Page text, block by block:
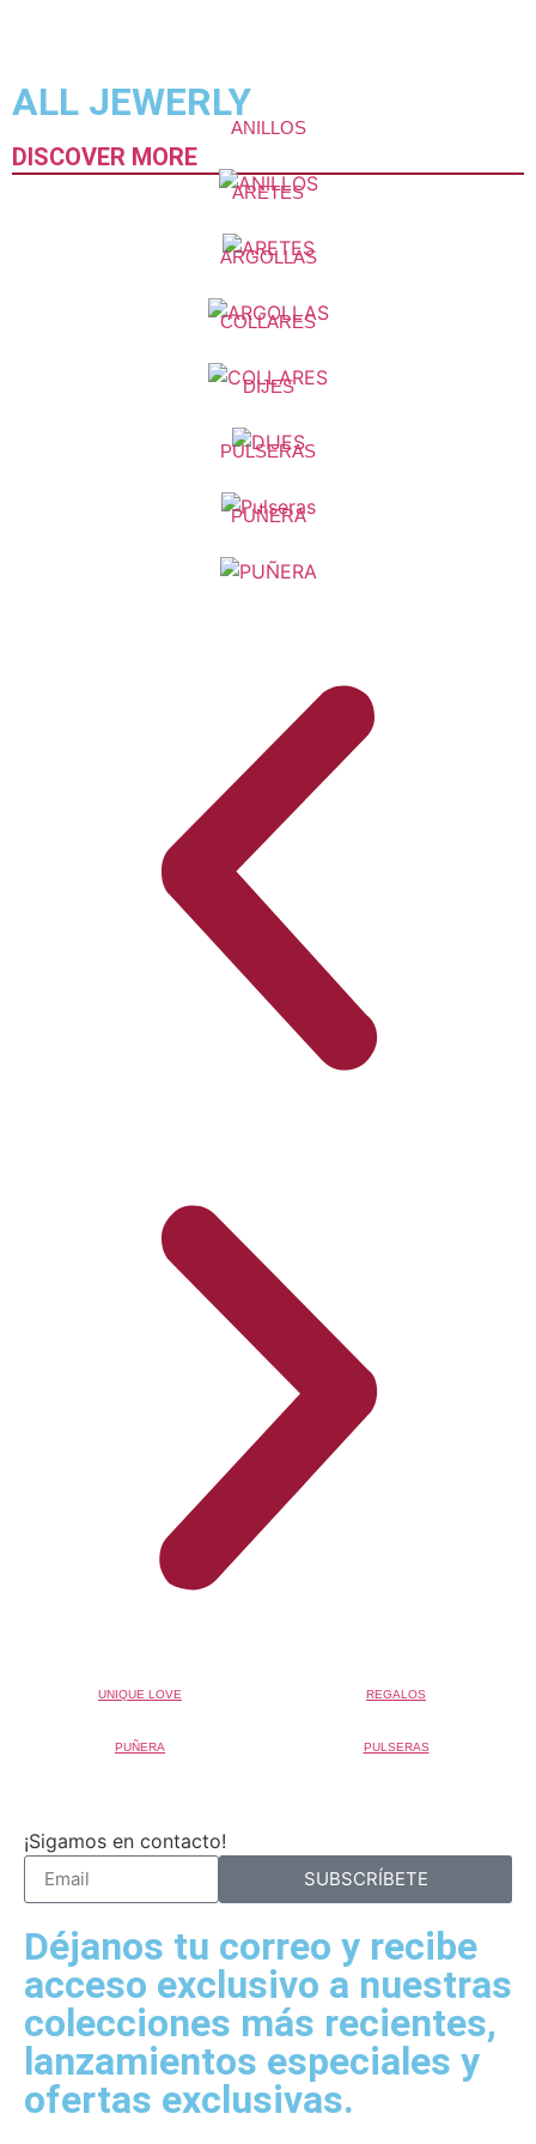
ALL JEWERLY
DISCOVER MORE
ANILLOS
ARETES
ARGOLLAS
COLLARES
DIJES
PULSERAS
PUÑERA
UNIQUE LOVE REGALOS
PUÑERA PULSERAS
¡Sigamos en contacto!
SUBSCRÍBETE
Déjanos tu correo y recibe
acceso exclusivo a nuestras
colecciones más recientes,
lanzamientos especiales y
ofertas exclusivas.